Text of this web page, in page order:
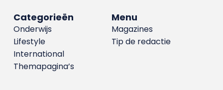
Menu
Magazines
Tip de redactie
Categorieën
Onderwijs
Lifestyle
International
Themapagina’s